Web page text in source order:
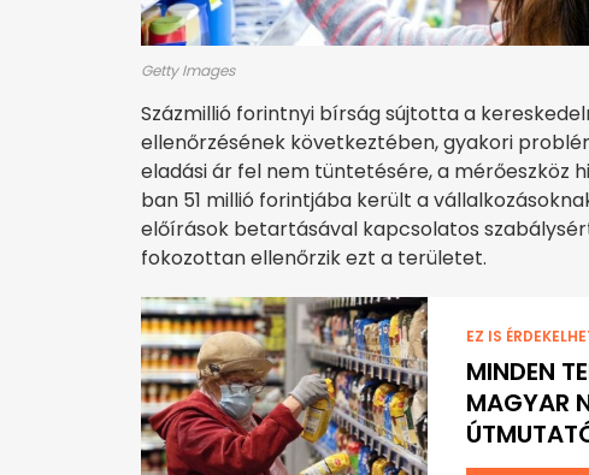
Getty Images
Százmillió forintnyi bírság sújtotta a
ellenőrzésének következtében, gyakori
eladási ár fel nem tüntetésére, a mérőeszköz
ban 51 millió forintjába került a
előírások betartásával kapcsolatos
fokozottan ellenőrzik ezt a területet.
EZ IS
MINDEN
MAGYAR